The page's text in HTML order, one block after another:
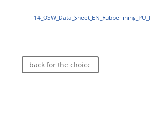
back for the choice